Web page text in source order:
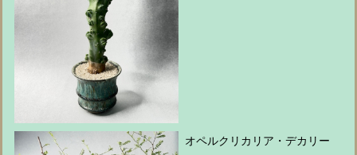
オペルクリカリア・デカリー